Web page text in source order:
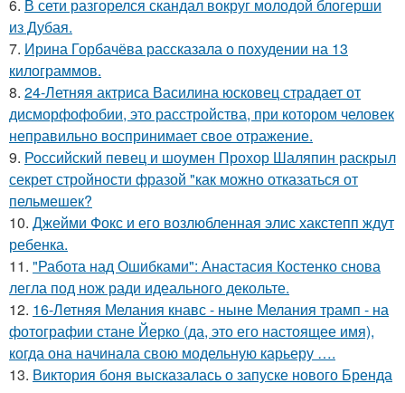
6. В сети разгорелся скандал вокруг молодой блогерши
из Дубая.
7. Ирина Горбачёва рассказала о похудении на 13
килограммов.
8. 24-Летняя актриса Василина юсковец страдает от
дисморфофобии, это расстройства, при котором человек
неправильно воспринимает свое отражение.
9. Российский певец и шоумен Прохор Шаляпин раскрыл
секрет стройности фразой "как можно отказаться от
пельмешек?
10. Джейми Фокс и его возлюбленная элис хакстепп ждут
ребенка.
11. "Работа над Ошибками": Анастасия Костенко снова
легла под нож ради идеального декольте.
12. 16-Летняя Мелания кнавс - ныне Мелания трамп - на
фотографии стане Йерко (да, это его настоящее имя),
когда она начинала свою модельную карьеру ….
13. Виктория боня высказалась о запуске нового Бренда